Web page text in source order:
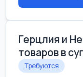
Герцлия и
товаров в
Требуются